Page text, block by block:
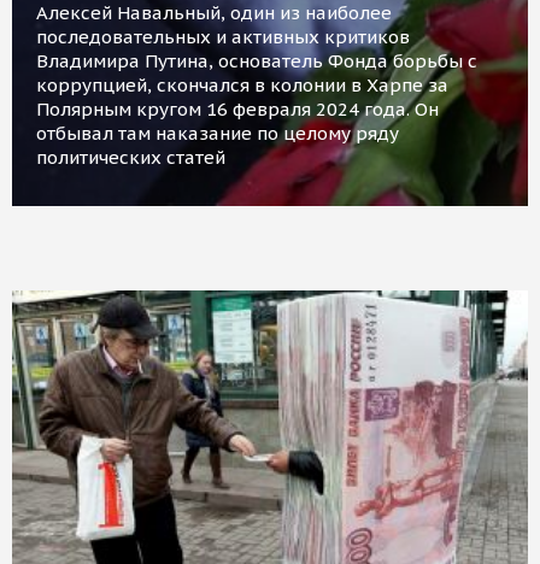
Алексей Навальный, один из наиболее
последовательных и активных критиков
Владимира Путина, основатель Фонда борьбы с
коррупцией, скончался в колонии в Харпе за
Полярным кругом 16 февраля 2024 года. Он
отбывал там наказание по целому ряду
политических статей